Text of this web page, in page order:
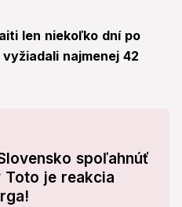
len niekoľko dní po
najmenej 42
spoľahnúť
Toto je reakcia